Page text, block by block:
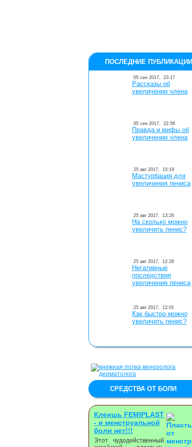
ПОСЛЕДНИЕ ПУБЛИКАЦИИ
05 сен 2017, 23:17
Рассказы об
увеличении члена
05 сен 2017, 22:56
Правда и мифы об
увеличении члена
25 авг 2017, 15:19
Мастурбация для
увеличения пениса
25 авг 2017, 13:28
На сколько можно
увеличить пенис?
25 авг 2017, 12:28
Негативные
последствия
увеличения пениса
25 авг 2017, 12:01
Как быстро можно
увеличить пенис?
СРЕДСТВА ОТ БОЛИ
Клеишь FEMIPLAST
- и менструальной
боли нет!!!
Этот чудодейственный